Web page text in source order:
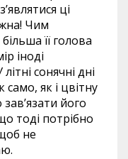
ці
Чим
її голова
іноді
сонячні дні
як і цвітну
його
тоді потрібно
не